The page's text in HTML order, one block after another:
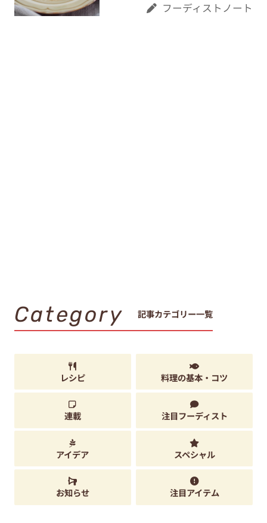
フーディストノート
Category 記事カテゴリー一覧
レシピ 料理の基本・コツ
連載 注目フーディスト
アイデア スペシャル
お知らせ 注目アイテム